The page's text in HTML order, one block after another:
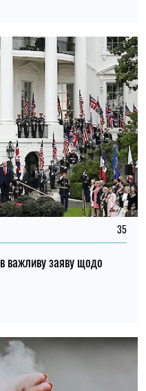
35
важливу заяву щодо